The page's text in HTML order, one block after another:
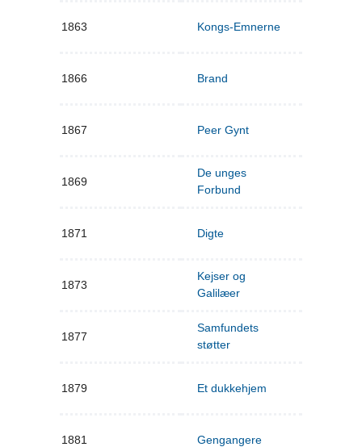
1863 Kongs-Emnerne
1866 Brand
1867 Peer Gynt
1869
De unges
Forbund
1871 Digte
1873
Kejser og
Galilæer
1877
Samfundets
støtter
1879 Et dukkehjem
1881 Gengangere